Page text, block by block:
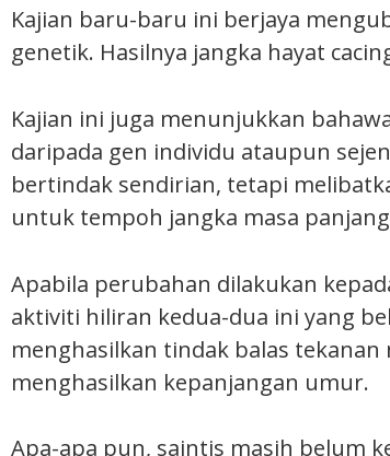
Kajian baru-baru ini berjaya
genetik. Hasilnya jangka hayat
Kajian ini juga menunjukkan
daripada gen individu ataupun
bertindak sendirian, tetapi
untuk tempoh jangka masa
Apabila perubahan dilakukan
aktiviti hiliran kedua-dua ini yang
menghasilkan tindak balas
menghasilkan kepanjangan umur.
Apa-apa pun, saintis masih belum